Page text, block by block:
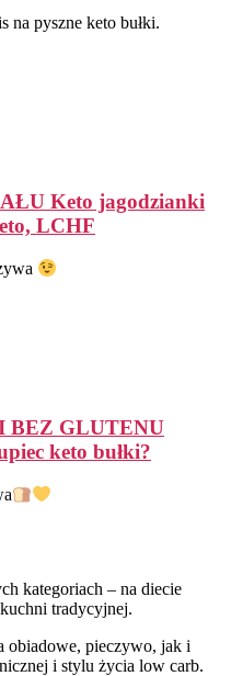
na pyszne keto bułki.
Keto jagodzianki
LCHF
BEZ GLUTENU
keto bułki?
kategoriach – na diecie
tradycyjnej.
obiadowe, pieczywo, jak i
i stylu życia low carb.